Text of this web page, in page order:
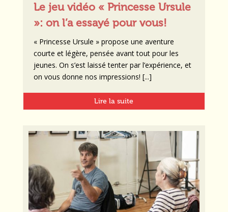
Le jeu vidéo « Princesse Ursule
»: on l’a essayé pour vous!
« Princesse Ursule » propose une aventure
courte et légère, pensée avant tout pour les
jeunes. On s’est laissé tenter par l’expérience, et
on vous donne nos impressions! [...]
Lire la suite